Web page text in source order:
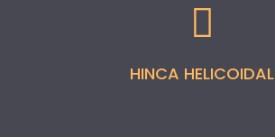
HINCA HELICOIDAL